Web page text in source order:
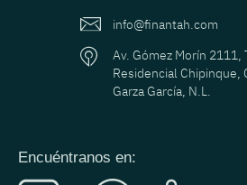
info@finantah.com
Av. Gómez Morín 2111,
Residencial Chipinque,
Garza García, N.L.
Encuéntranos en: